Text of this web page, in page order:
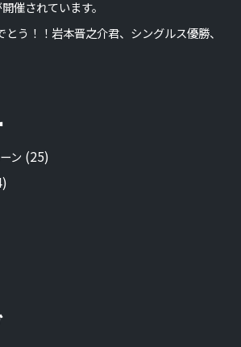
催されています。
う！！岩本晋之介君、シングルス優勝、
ン (25)